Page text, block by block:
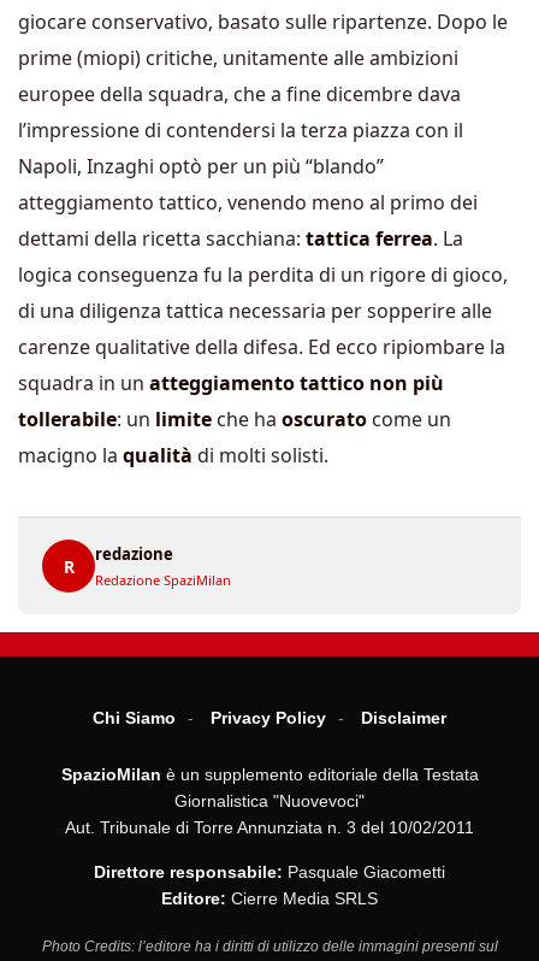
giocare conservativo, basato sulle ripartenze. Dopo le
prime (miopi) critiche, unitamente alle ambizioni
europee della squadra, che a fine dicembre dava
l’impressione di contendersi la terza piazza con il
Napoli, Inzaghi optò per un più “blando”
atteggiamento tattico, venendo meno al primo dei
dettami della ricetta sacchiana: tattica ferrea. La
logica conseguenza fu la perdita di un rigore di gioco,
di una diligenza tattica necessaria per sopperire alle
carenze qualitative della difesa. Ed ecco ripiombare la
squadra in un atteggiamento tattico non più
tollerabile: un limite che ha oscurato come un
macigno la qualità di molti solisti.
R
redazione
Redazione SpaziMilan
Chi Siamo Privacy Policy Disclaimer
SpazioMilan è un supplemento editoriale della Testata
Giornalistica "Nuovevoci"
Aut. Tribunale di Torre Annunziata n. 3 del 10/02/2011
Direttore responsabile: Pasquale Giacometti
Editore: Cierre Media SRLS
Photo Credits: l’editore ha i diritti di utilizzo delle immagini presenti sul